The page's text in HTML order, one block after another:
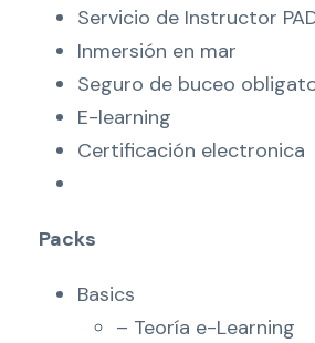
l
Servicio de Instructor
Inmersión en mar
Seguro de buceo
E-learning
Certificación electronica
Packs
Basics
– Teoría e-Learning